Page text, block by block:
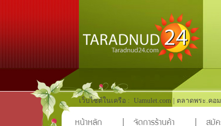
เว็บไซต์ในเครือ : Uamulet.com ตลาดพระ.คอม
หน้าหลัก จัดการร้านค้า สมัค